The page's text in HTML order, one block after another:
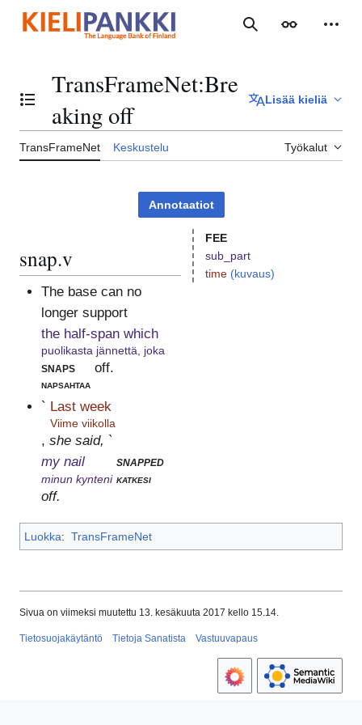
sisältöön
Haku Ulkoasu
Vaihda sisällysluettelo
TransFrameNet:Bre
aking off
Lisää kieliä
TransFrameNet Keskustelu Työkalut
Annotaatiot
snap.v
The base can no
longer support
the half-span which
puolikasta jännettä, joka
snaps
napsahtaa
off.
` Last week
Viime viikolla
, she said, `
my nail
minun kynteni
snapped
katkesi
off.
FEE
sub_part
time (kuvaus)
Luokka: TransFrameNet
Sivua on viimeksi muutettu 13. kesäkuuta 2017 kello 15.14.
Tietosuojakäytäntö Tietoja Sanatista Vastuuvapaus